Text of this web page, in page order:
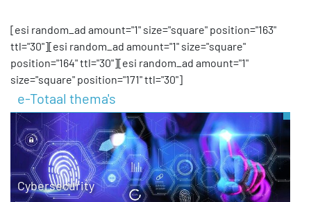
[esi random_ad amount="1" size="square" position="163"
ttl="30"][esi random_ad amount="1" size="square"
position="164" ttl="30"][esi random_ad amount="1"
size="square" position="171" ttl="30"]
e-Totaal thema's
Cybersecurity